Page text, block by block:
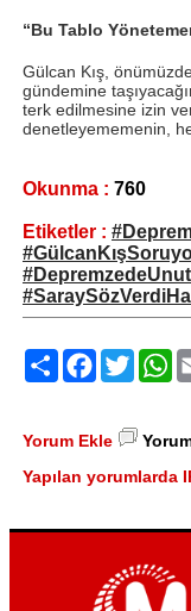
“Bu Tablo
Gülcan Kış,
gündemine
terk edilmesine izin
denetleyememenin,
Okunma : 760
Etiketler :
PaylaşFacebook
Twitter
Yorum Ekle
Yapılan yorumlarda